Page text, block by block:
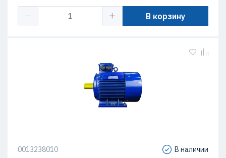
В корзину
0013238010 В наличии